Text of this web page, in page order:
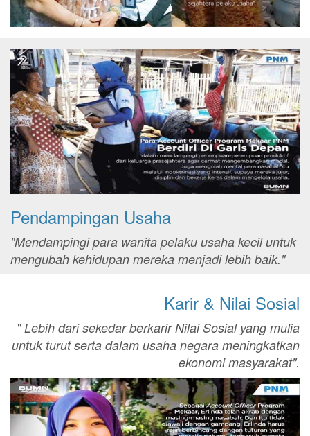
Pendampingan Usaha
"Mendampingi para wanita pelaku usaha kecil untuk
mengubah kehidupan mereka menjadi lebih baik."
Karir & Nilai Sosial
"Lebih dari sekedar berkarir Nilai Sosial yang mulia
untuk turut serta dalam usaha negara meningkatkan
ekonomi masyarakat".